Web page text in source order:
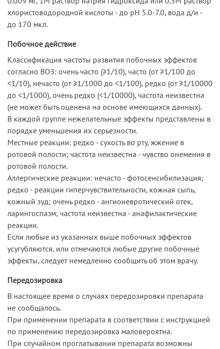
хлористоводородной кислоты - до рН 5.0-7.0, вода д/и -
до 170 мкл.
Побочное действие
Классификация частоты развития побочных эффектов
согласно ВОЗ: очень часто (≥1/10), часто (от ≥1/100 до
<1/10), нечасто (от ≥1/1000 до <1/100), редко (от ≥1/10000
до <1/1000), очень редко (<1/10000), частота неизвестна
(не может быть оценена на основе имеющихся данных).
В каждой группе нежелательные эффекты представлены в
порядке уменьшения их серьезности.
Местные реакции: редко - сухость во рту, жжение в
ротовой полости; частота неизвестна - чувство онемения в
ротовой полости.
Аллергические реакции: нечасто - фотосенсибилизация;
редко - реакции гиперчувствительности, кожная сыпь,
кожный зуд; очень редко - ангионевротический отек,
ларингоспазм; частота неизвестна - анафилактические
реакции.
Если любые из указанных выше побочных эффектов
усугубляются, или отмечаются любые другие побочные
эффекты, следует немедленно сообщить об этом врачу.
Передозировка
В настоящее время о случаях передозировки препарата
не сообщалось.
При применении препарата в соответствии с инструкцией
по применению передозировка маловероятна.
При случайном проглатывании препарата возможны